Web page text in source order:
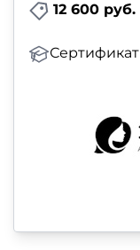
12 600 руб.
Сертификат